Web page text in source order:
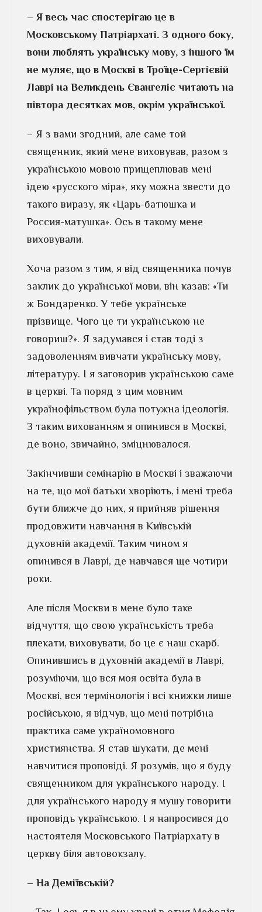
– Я весь час спостерігаю це в
Московському Патріархаті. З одного боку,
вони люблять українську мову, з іншого їм
не муляє, що в Москві в Троїце-Сергієвій
Лаврі на Великдень Євангеліє читають на
півтора десятках мов, окрім української.
– Я з вами згодний, але саме той
священник, який мене виховував, разом з
українською мовою прищеплював мені
ідею «русского міра», яку можна звести до
такого виразу, як «Царь-батюшка и
Россия-матушка». Ось в такому мене
виховували.
Хоча разом з тим, я від священника почув
заклик до української мови, він казав: «Ти
ж Бондаренко. У тебе українське
прізвище. Чого це ти українською не
говориш?». Я задумався і став тоді з
задоволенням вивчати українську мову,
літературу. І я заговорив українською саме
в церкві. Та поряд з цим мовним
українофільством була потужна ідеологія.
З таким вихованням я опинився в Москві,
де воно, звичайно, зміцнювалося.
Закінчивши семінарію в Москві і зважаючи
на те, що мої батьки хворіють, і мені треба
бути ближче до них, я прийняв рішення
продовжити навчання в Київській
духовній академії. Таким чином я
опинився в Лаврі, де навчався ще чотири
роки.
Але після Москви в мене було таке
відчуття, що свою українськість треба
плекати, виховувати, бо це є наш скарб.
Опинившись в духовній академії в Лаврі,
розуміючи, що вся моя освіта була в
Москві, вся термінологія і всі книжки лише
російською, я відчув, що мені потрібна
практика саме україномовного
християнства. Я став шукати, де мені
навчитися проповіді. Я розумів, що я буду
священником для українського народу. І
для українського народу я мушу говорити
проповідь українською. І я напросився до
настоятеля Московського Патріархату в
церкву біля автовокзалу.
– На Деміївській?